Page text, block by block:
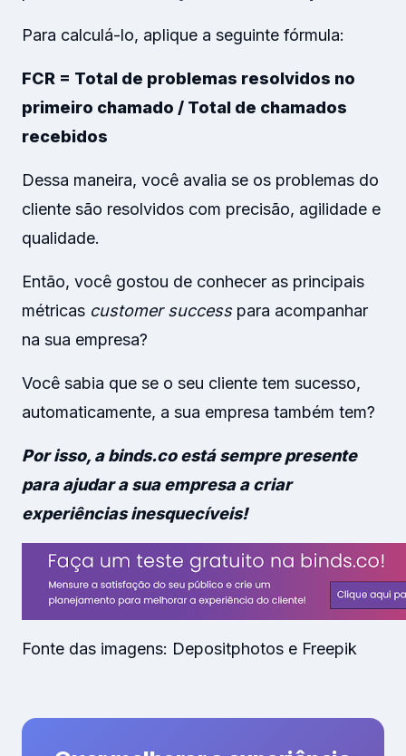
Para calculá-lo, aplique a seguinte fórmula:
FCR = Total de problemas resolvidos no
primeiro chamado / Total de chamados
recebidos
Dessa maneira, você avalia se os problemas do
cliente são resolvidos com precisão, agilidade e
qualidade.
Então, você gostou de conhecer as principais
métricas customer success para acompanhar
na sua empresa?
Você sabia que se o seu cliente tem sucesso,
automaticamente, a sua empresa também tem?
Por isso, a binds.co está sempre presente
para ajudar a sua empresa a criar
experiências inesquecíveis!
Fonte das imagens: Depositphotos e Freepik